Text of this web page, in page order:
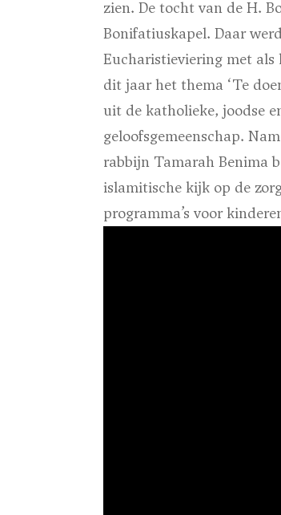
zien. De tocht van de H.
Bonifatiuskapel. Daar
Eucharistieviering met als
dit jaar het thema ‘Te
uit de katholieke, joodse
geloofsgemeenschap.
rabbijn Tamarah Benima
islamitische kijk op de
programma’s voor